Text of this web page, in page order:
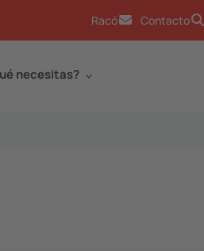
Racó Contacto
necesitas?